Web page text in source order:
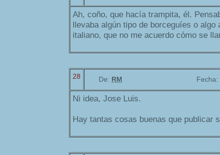
Ah, coño, que hacía trampita, él.
llevaba algún tipo de borceguíes o
italiano, que no me acuerdo cómo se
28 De: RM Fecha:
Ni idea, Jose Luis.
Hay tantas cosas buenas que publicar